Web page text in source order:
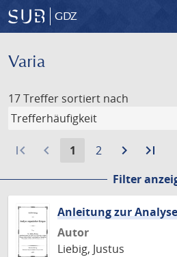
GDZ
Varia
17 Treffer sortiert nach
first_page navigate_before
Aktuelle
1
Gehe
Seite
2 navigate_next
Zur
Seite
last_page
Filter
Anleitung zur
Autor
Liebig, Justus